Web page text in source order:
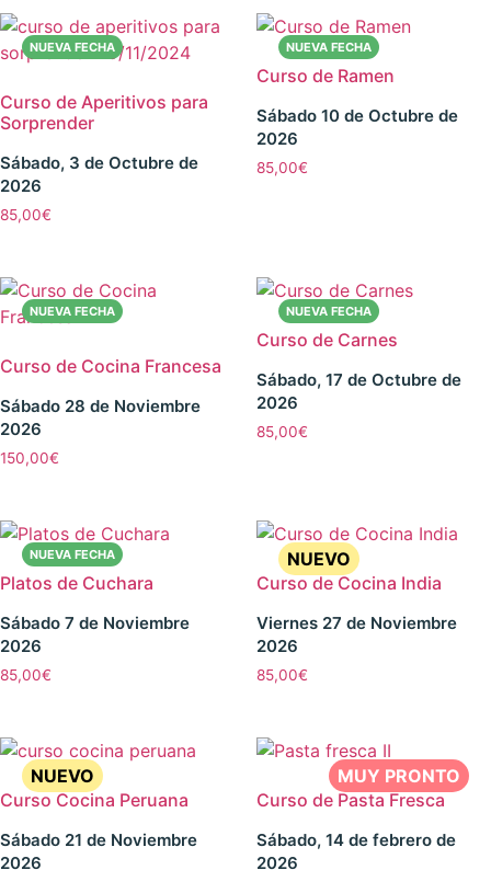
Curso de Aperitivos para
Sorprender
Sábado, 3 de Octubre de
2026
85,00€
Curso de Ramen
Sábado 10 de Octubre de
2026
85,00€
Curso de Cocina Francesa
Sábado 28 de Noviembre
2026
150,00€
Curso de Carnes
Sábado, 17 de Octubre de
2026
85,00€
Platos de Cuchara
Sábado 7 de Noviembre
2026
85,00€
Curso de Cocina India
Viernes 27 de Noviembre
2026
85,00€
Curso Cocina Peruana
Sábado 21 de Noviembre
2026
Curso de Pasta Fresca
Sábado, 14 de febrero de
2026